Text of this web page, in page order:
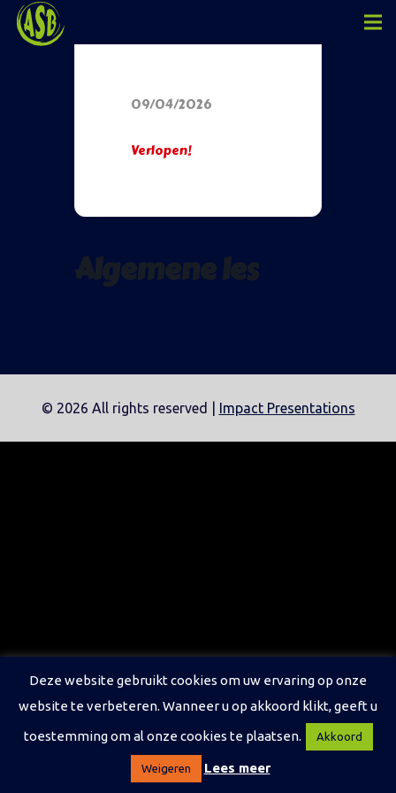
09/04/2026
Verlopen!
© 2026 All rights reserved | Impact Presentations
Deze website gebruikt cookies om uw ervaring op onze
website te verbeteren. Wanneer u op akkoord klikt, geeft u
toestemming om al onze cookies te plaatsen.
Akkoord
Weigeren Lees meer